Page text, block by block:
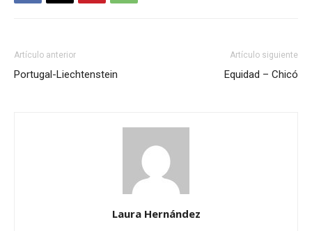
Artículo anterior
Portugal-Liechtenstein
Artículo siguiente
Equidad – Chicó
Laura Hernández